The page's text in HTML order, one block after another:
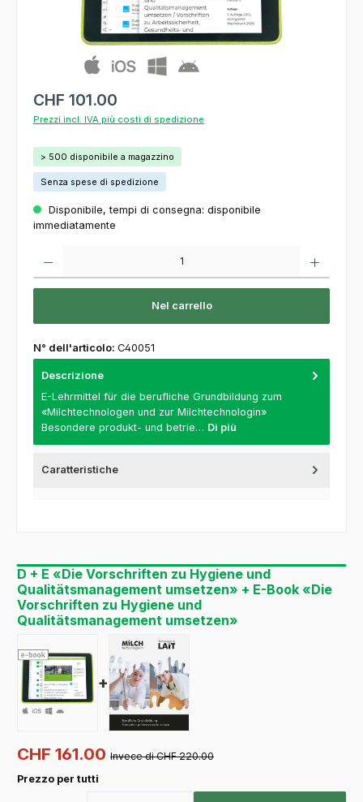
CHF 101.00
Prezzi incl. IVA più costi di spedizione
> 500 disponibile a magazzino
Senza spese di spedizione
Disponibile, tempi di consegna: disponibile
immediatamente
Nel carrello
N° dell'articolo: C40051
Descrizione
E-Lehrmittel für die berufliche Grundbildung zum
«Milchtechnologen und zur Milchtechnologin»
Besondere produkt- und betrie… Di più
Caratteristiche
D + E «Die Vorschriften zu Hygiene und
Qualitätsmanagement umsetzen» + E-Book «Die
Vorschriften zu Hygiene und
Qualitätsmanagement umsetzen»
+
CHF 161.00 Invece di CHF 220.00
Prezzo per tutti